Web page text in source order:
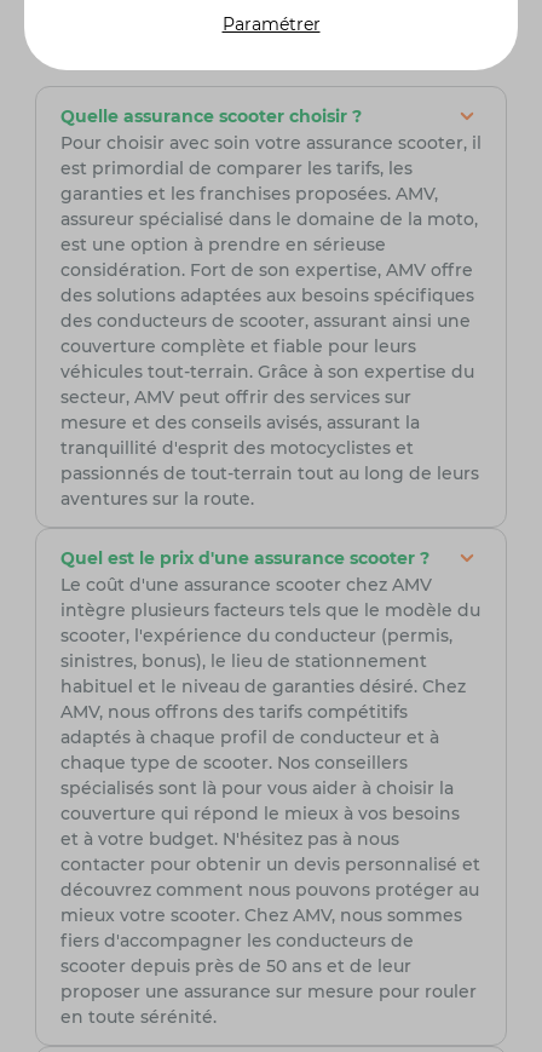
Quelle assurance scooter choisir ?
Pour choisir avec soin votre assurance scooter, il
est primordial de comparer les tarifs, les
garanties et les franchises proposées. AMV,
assureur spécialisé dans le domaine de la moto,
est une option à prendre en sérieuse
considération. Fort de son expertise, AMV offre
des solutions adaptées aux besoins spécifiques
des conducteurs de scooter, assurant ainsi une
couverture complète et fiable pour leurs
véhicules tout-terrain. Grâce à son expertise du
secteur, AMV peut offrir des services sur
mesure et des conseils avisés, assurant la
tranquillité d'esprit des motocyclistes et
passionnés de tout-terrain tout au long de leurs
aventures sur la route.
Quel est le prix d'une assurance scooter ?
Le coût d'une assurance scooter chez AMV
intègre plusieurs facteurs tels que le modèle du
scooter, l'expérience du conducteur (permis,
sinistres, bonus), le lieu de stationnement
habituel et le niveau de garanties désiré. Chez
AMV, nous offrons des tarifs compétitifs
adaptés à chaque profil de conducteur et à
chaque type de scooter. Nos conseillers
spécialisés sont là pour vous aider à choisir la
couverture qui répond le mieux à vos besoins
et à votre budget. N'hésitez pas à nous
contacter pour obtenir un devis personnalisé et
découvrez comment nous pouvons protéger au
mieux votre scooter. Chez AMV, nous sommes
fiers d'accompagner les conducteurs de
scooter depuis près de 50 ans et de leur
proposer une assurance sur mesure pour rouler
en toute sérénité.
Paramétrer